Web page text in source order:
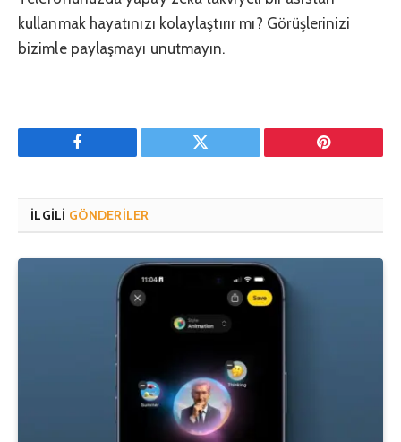
kullanmak hayatınızı kolaylaştırır mı? Görüşlerinizi
bizimle paylaşmayı unutmayın.
Facebook Twitter Pinterest'in
İLGILI GÖNDERILER